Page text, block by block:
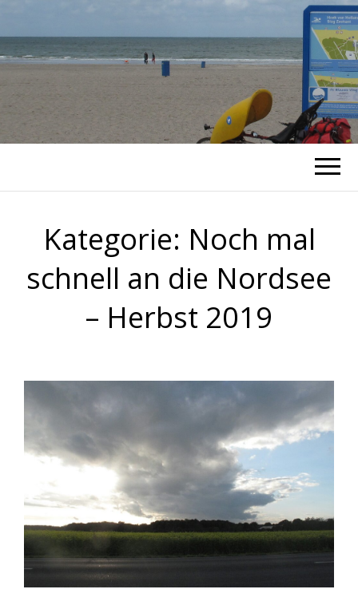
RADTOUREN
Blog von unterwegs
Kategorie: Noch mal
schnell an die Nordsee
– Herbst 2019